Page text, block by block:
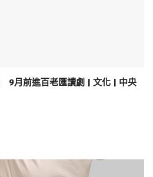
9月前進百老匯讀劇 | 文化 | 中央